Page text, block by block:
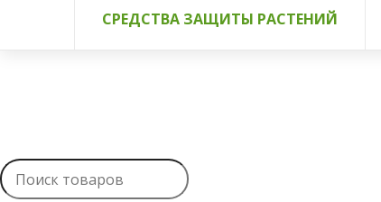
СРЕДСТВА ЗАЩИТЫ РАСТЕНИЙ